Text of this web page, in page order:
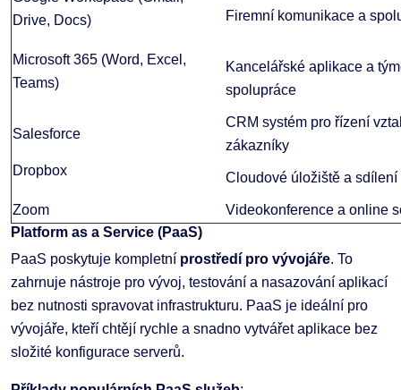
Drive, Docs)
Firemní komunikace a
Microsoft 365 (Word, Excel,
Teams)
Kancelářské aplikace a
spolupráce
Salesforce
CRM systém pro řízení
zákazníky
Dropbox
Cloudové úložiště a sdílení
Zoom
Videokonference a online
Platform as a Service (PaaS)
PaaS poskytuje kompletní prostředí pro vývojáře. To
zahrnuje nástroje pro vývoj, testování a nasazování aplikací
bez nutnosti spravovat infrastrukturu. PaaS je ideální pro
vývojáře, kteří chtějí rychle a snadno vytvářet aplikace bez
složité konfigurace serverů.